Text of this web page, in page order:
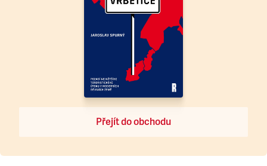
Přejít do obchodu